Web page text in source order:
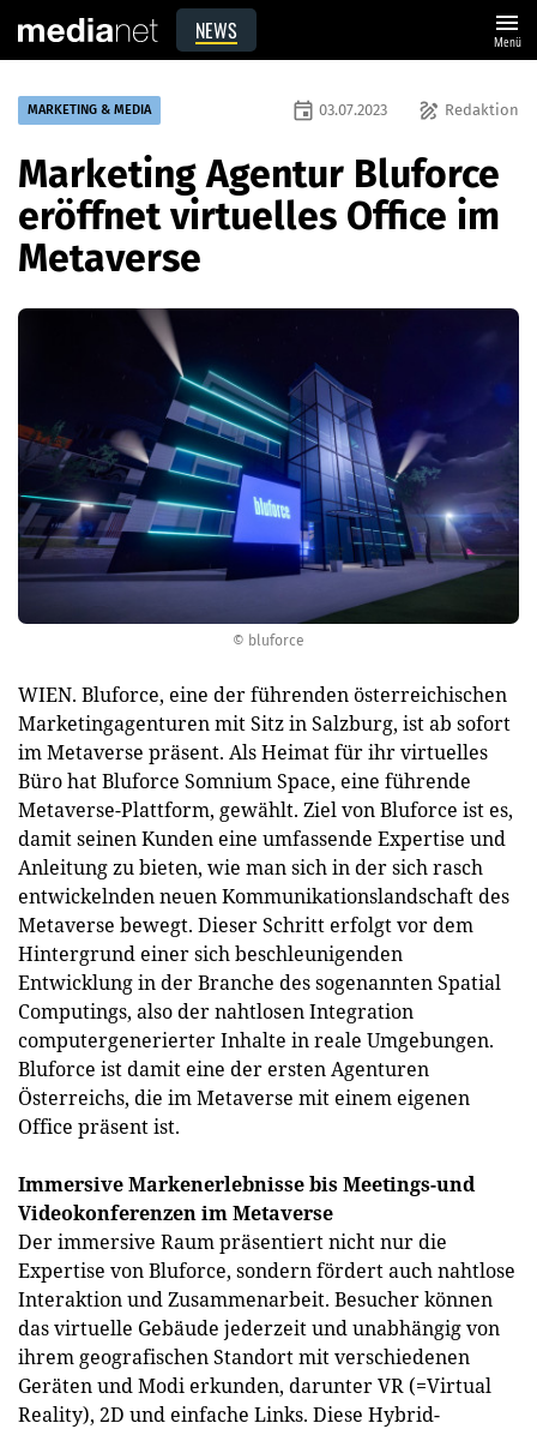
NEWS menu
Menü
© bluforce
MARKETING & MEDIA draw Redaktion
event 03.07.2023
Marketing Agentur Bluforce
eröffnet virtuelles Office im
Metaverse
WIEN. Bluforce, eine der führenden österreichischen
Marketingagenturen mit Sitz in Salzburg, ist ab sofort
im Metaverse präsent. Als Heimat für ihr virtuelles
Büro hat Bluforce Somnium Space, eine führende
Metaverse-Plattform, gewählt. Ziel von Bluforce ist es,
damit seinen Kunden eine umfassende Expertise und
Anleitung zu bieten, wie man sich in der sich rasch
entwickelnden neuen Kommunikationslandschaft des
Metaverse bewegt. Dieser Schritt erfolgt vor dem
Hintergrund einer sich beschleunigenden
Entwicklung in der Branche des sogenannten Spatial
Computings, also der nahtlosen Integration
computergenerierter Inhalte in reale Umgebungen.
Bluforce ist damit eine der ersten Agenturen
Österreichs, die im Metaverse mit einem eigenen
Office präsent ist.
Immersive Markenerlebnisse bis Meetings-und
Videokonferenzen im Metaverse
Der immersive Raum präsentiert nicht nur die
Expertise von Bluforce, sondern fördert auch nahtlose
Interaktion und Zusammenarbeit. Besucher können
das virtuelle Gebäude jederzeit und unabhängig von
ihrem geografischen Standort mit verschiedenen
Geräten und Modi erkunden, darunter VR (=Virtual
Reality), 2D und einfache Links. Diese Hybrid-